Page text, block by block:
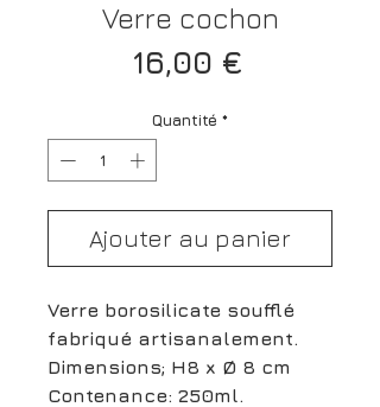
Verre cochon
16,00 €Prix
Quantité *
Ajouter au panier
Verre borosilicate soufflé
fabriqué artisanalement.
Dimensions; H8 x Ø 8 cm
Contenance: 250ml.